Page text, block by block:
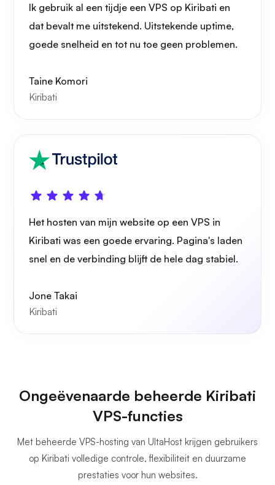
Grafana
Ik gebruik al een tijdje een VPS op Kiribati en
dat bevalt me uitstekend. Uitstekende uptime,
goede snelheid en tot nu toe geen problemen.
Taine Komori
Kiribati
Het hosten van mijn website op een VPS in
Kiribati was een goede ervaring. Pagina's laden
snel en de verbinding blijft de hele dag stabiel.
Jone Takai
Kiribati
Ongeëvenaarde beheerde Kiribati
VPS-functies
Met beheerde VPS-hosting van UltaHost krijgen gebruikers
op Kiribati volledige controle, flexibiliteit en duurzame
prestaties voor hun websites.